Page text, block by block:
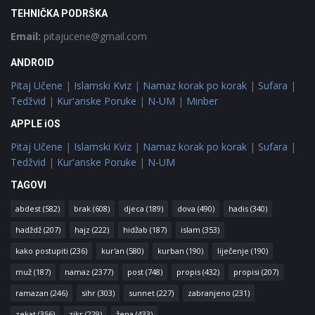
TEHNIČKA PODRŠKA
Email: pitajucene@gmail.com
ANDROID
Pitaj Učene | Islamski Kviz | Namaz korak po korak | Sufara |
Tedžvid | Kur'anske Poruke | N-UM | Minber
APPLE iOS
Pitaj Učene | Islamski Kviz | Namaz korak po korak | Sufara |
Tedžvid | Kur'anske Poruke | N-UM
TAGOVI
abdest (582) brak (608) djeca (189) dova (490) hadis (340)
hadždž (207) hajz (222) hidžab (187) islam (353)
kako postupiti (236) kur'an (580) kurban (190) liječenje (190)
muž (187) namaz (2377) post (748) propis (432) propisi (207)
ramazan (246) sihr (303) sunnet (227) zabranjeno (231)